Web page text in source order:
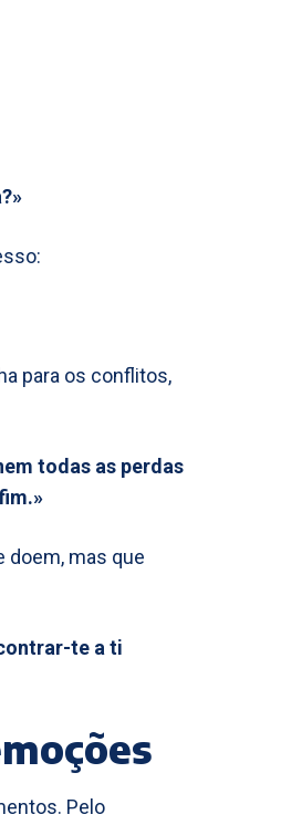
para os conflitos,
todas as perdas
doem, mas que
te a ti
Pelo